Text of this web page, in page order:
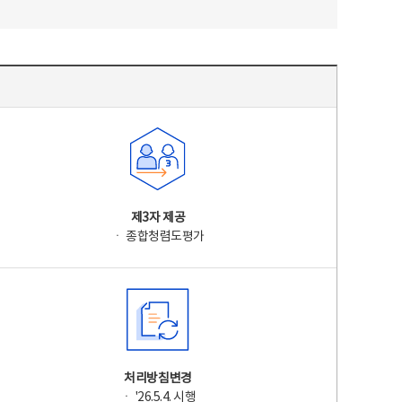
제3자 제공
ㆍ 종합청렴도평가
처리방침변경
ㆍ '26.5.4. 시행